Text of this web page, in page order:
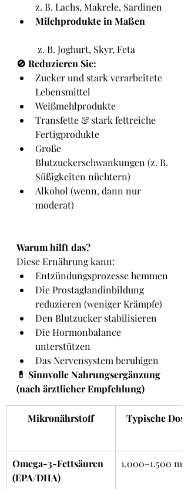
z. B. Lachs, Makrele, Sardinen
Milchprodukte in Maßen
z. B. Joghurt, Skyr, Feta
🚫 Reduzieren Sie:
Zucker und stark verarbeitete
Lebensmittel
Weißmehlprodukte
Transfette & stark fettreiche
Fertigprodukte
Große
Blutzuckerschwankungen (z. B.
Süßigkeiten nüchtern)
Alkohol (wenn, dann nur
moderat)
Warum hilft das?
Diese Ernährung kann:
Entzündungsprozesse hemmen
Die Prostaglandinbildung
reduzieren (weniger Krämpfe)
Den Blutzucker stabilisieren
Die Hormonbalance
unterstützen
Das Nervensystem beruhigen
💊 Sinnvolle Nahrungsergänzung
(nach ärztlicher Empfehlung)
Mikronährstoff Typische
Omega-3-Fettsäuren
(EPA/DHA)
1.000–1.500 mg